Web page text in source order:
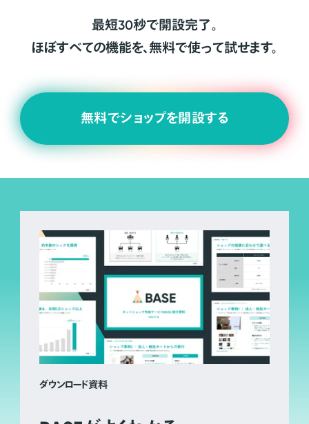
最短30秒で開設完了。
ほぼすべての機能を、無料で使って試せます。
無料でショップを開設する
ダウンロード資料